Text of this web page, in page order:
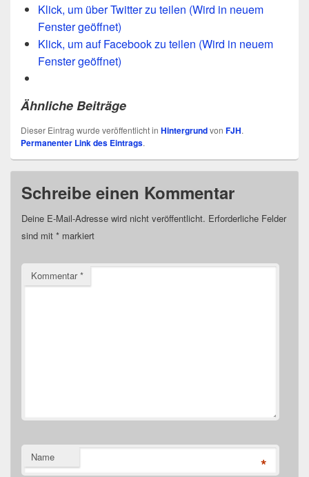
Klick, um über Twitter zu teilen (Wird in neuem
Fenster geöffnet)
Klick, um auf Facebook zu teilen (Wird in neuem
Fenster geöffnet)
Ähnliche Beiträge
Dieser Eintrag wurde veröffentlicht in Hintergrundvon FJH.
Permanenter Link des Eintrags.
Schreibe einen Kommentar
Deine E-Mail-Adresse wird nicht veröffentlicht. Erforderliche Felder
sind mit * markiert
Kommentar*
Name *